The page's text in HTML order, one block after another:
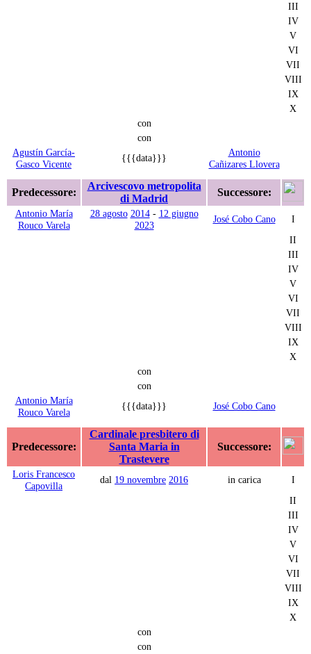
III
IV
V
VI
VII
VIII
IX
X
con
con
Agustín García-
Gasco Vicente
{{{data}}}
Antonio
Cañizares Llovera
Predecessore:
Arcivescovo metropolita
di Madrid
Successore:
Antonio María
Rouco Varela
28 agosto 2014- 12 giugno
2023
José Cobo Cano
I
II
III
IV
V
VI
VII
VIII
IX
X
con
con
Antonio María
Rouco Varela
{{{data}}} José Cobo Cano
Predecessore:
Cardinale presbitero di
Santa Maria in
Trastevere
Successore:
Loris Francesco
Capovilla
dal 19 novembre 2016 in carica
I
II
III
IV
V
VI
VII
VIII
IX
X
con
con